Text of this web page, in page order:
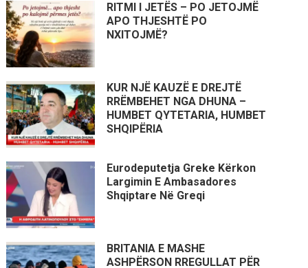
RITMI I JETËS – PO JETOJMË
APO THJESHTË PO
NXITOJMË?
KUR NJË KAUZË E DREJTË
RRËMBEHET NGA DHUNA –
HUMBET QYTETARIA, HUMBET
SHQIPËRIA
Eurodeputetja Greke Kërkon
Largimin E Ambasadores
Shqiptare Në Greqi
BRITANIA E MASHE
ASHPËRSON RREGULLAT PËR